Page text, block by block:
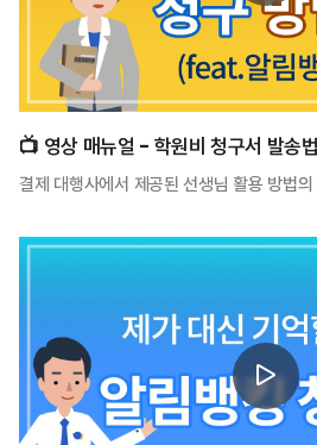
📺️ 영상 매뉴얼 - 학원비 청구서 발송
결제 대행사에서 제공된 선생님 활용 방법